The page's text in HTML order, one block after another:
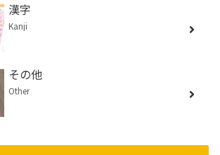
漢字
Kanji
その他
Other